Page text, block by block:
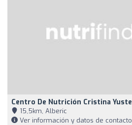
Centro De Nutrición Cristina Yuste
15,5km, Alberic
Ver información y datos de contacto